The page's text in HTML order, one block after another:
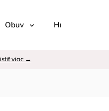
Obuv Hračky
viac →